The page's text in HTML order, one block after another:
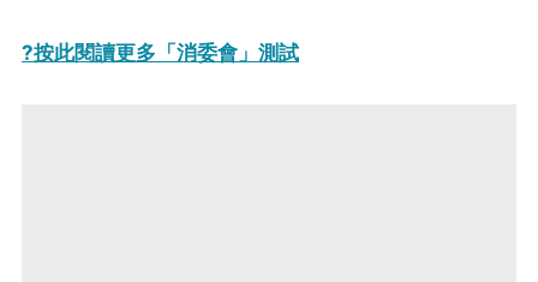
?按此閱讀更多「消委會」測試